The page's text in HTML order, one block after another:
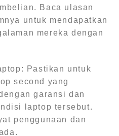
Baca ulasan
untuk mendapatkan
mereka dengan
Pastikan untuk
second yang
garansi dan
laptop tersebut.
penggunaan dan